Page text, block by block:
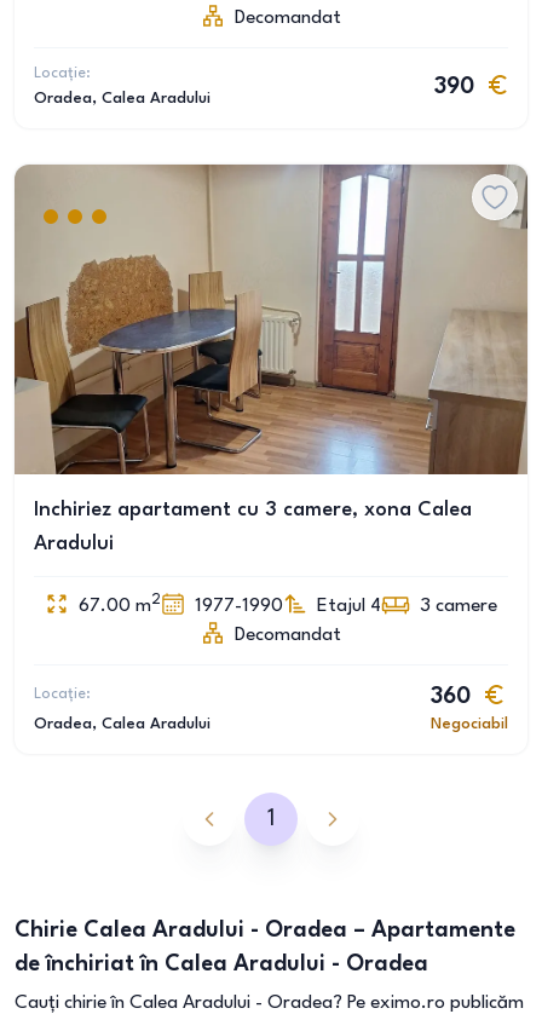
Decomandat
Locație:
Oradea, Calea Aradului
390
Inchiriez apartament cu 3 camere, xona Calea
Aradului
67.00 m2 1977-1990 Etajul 4 3 camere
Decomandat
Locație:
Oradea, Calea Aradului
360
Negociabil
1
Chirie Calea Aradului - Oradea – Apartamente
de închiriat în Calea Aradului - Oradea
Cauți chirie în Calea Aradului - Oradea? Pe eximo.ro publicăm